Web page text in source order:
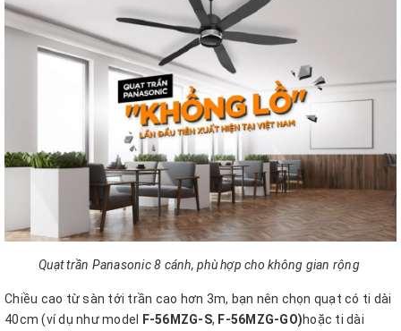
Quạt trần Panasonic 8 cánh, phù hợp cho không gian rộng
Chiều cao từ sàn tới trần cao hơn 3m, bạn nên chọn quạt có ti dài
40cm (ví dụ như model
F-56MZG-S, F-56MZG-GO)hoặc ti dài